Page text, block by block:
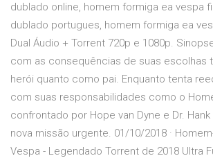
dublado online, homem formiga ea vespa
dublado portugues, homem formiga ea
Dual Áudio + Torrent 720p e 1080p.
com as consequências de suas escolhas
herói quanto como pai. Enquanto tenta
com suas responsabilidades como o
confrontado por Hope van Dyne e Dr.
nova missão urgente. 01/10/2018 ·
Vespa - Legendado Torrent de 2018 Ultra